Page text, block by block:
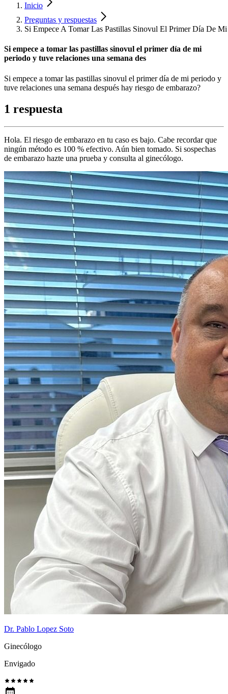
Inicio
Preguntas y respuestas
Si Empece A Tomar Las Pastillas Sinovul El Primer Día De
Si empece a tomar las pastillas sinovul el primer día de mi
periodo y tuve relaciones una semana des
Si empece a tomar las pastillas sinovul el primer día de mi periodo y
tuve relaciones una semana después hay riesgo de embarazo?
1 respuesta
Hola. El riesgo de embarazo en tu caso es bajo. Cabe recordar que
ningún método es 100 % efectivo. Aún bien tomado. Si sospechas
de embarazo hazte una prueba y consulta al ginecólogo.
Dr. Pablo Lopez Soto
Ginecólogo
Envigado